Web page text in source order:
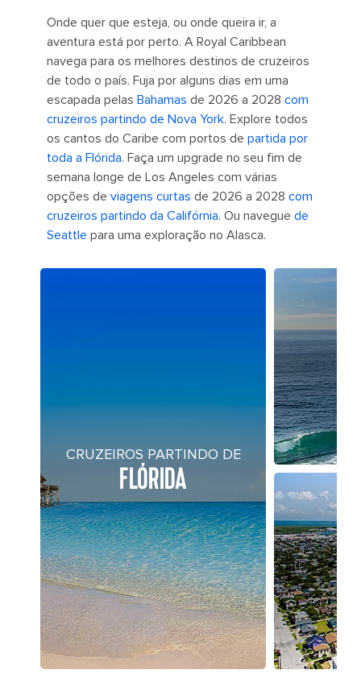
Onde quer que esteja, ou onde queira ir, a
aventura está por perto. A Royal Caribbean
navega para os melhores destinos de cruzeiros
de todo o país. Fuja por alguns dias em uma
escapada pelas Bahamas de 2026 a 2028 com
cruzeiros partindo de Nova York. Explore todos
os cantos do Caribe com portos de partida por
toda a Flórida. Faça um upgrade no seu fim de
semana longe de Los Angeles com várias
opções de viagens curtas de 2026 a 2028 com
cruzeiros partindo da Califórnia. Ou navegue de
Seattle para uma exploração no Alasca.
CRUZEIROS PARTINDO DE
FLÓRIDA